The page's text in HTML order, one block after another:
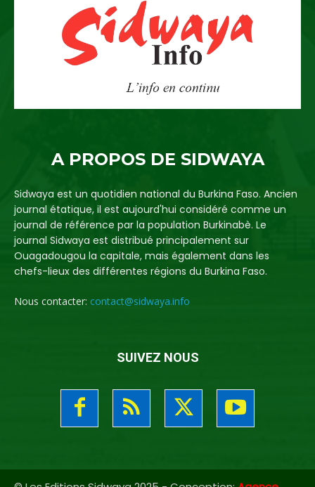
A PROPOS DE SIDWAYA
Sidwaya est un quotidien national du Burkina Faso. Ancien
journal étatique, il est aujourd'hui considéré comme un
journal de référence par la population Burkinabè. Le
journal Sidwaya est distribué principalement sur
Ouagadougou la capitale, mais également dans les
chefs-lieux des différentes régions du Burkina Faso.
Nous contacter: contact@sidwaya.info
SUIVEZ NOUS